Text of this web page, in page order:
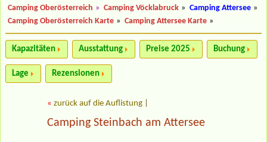
Camping Oberösterreich » Camping Vöcklabruck » Camping Attersee »
Camping Oberösterreich Karte » Camping Attersee Karte »
Kapazitäten Ausstattung Preise 2025 Buchung
Lage Rezensionen
« zurück auf die Auflistung
Camping Steinbach am Attersee